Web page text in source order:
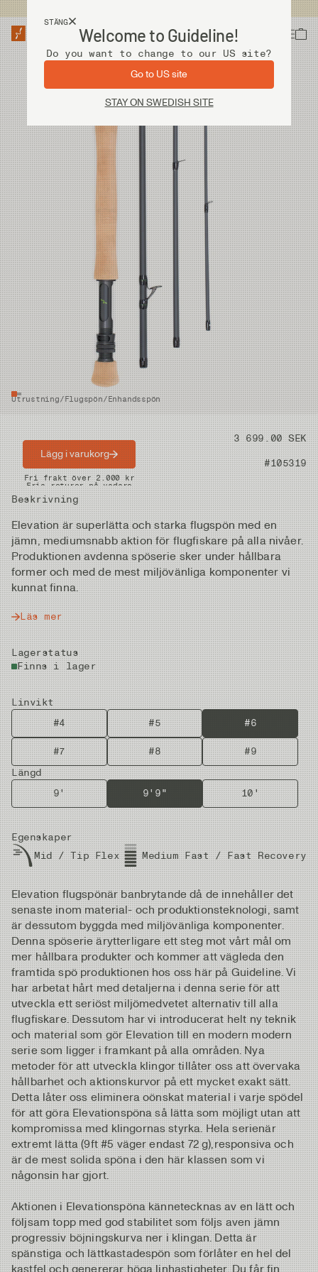
STÄNG
Welcome to Guideline!
Do you want to change to our US site?
Go to US site
STAY ON SWEDISH SITE
Utrustning/Flugspön/Enhandsspön
Pris 3 699.00 SEK
Artikelnummer #105319
Beskrivning
Elevation är superlätta och starka flugspön med en
jämn, mediumsnabb aktion för flugfiskare på alla nivåer.
Produktionen avdenna spöserie sker under hållbara
former och med de mest miljövänliga komponenter vi
kunnat finna.
Läs mer
Lagerstatus
Finns i lager
Linvikt
#4
#5 #6
#7 #8
#9
Längd
9'
9'9" 10'
Egenskaper
Mid / Tip Flex
Medium Fast / Fast Recovery
Lägg i varukorg
Snabba leveranser
Fri frakt över 2.000 kr
Fria returer på vadare
Elevation flugspönär banbrytande då de innehåller det
senaste inom material- och produktionsteknologi, samt
är dessutom byggda med miljövänliga komponenter.
Denna spöserie ärytterligare ett steg mot vårt mål om
mer hållbara produkter och kommer att vägleda den
framtida spö produktionen hos oss här på Guideline. Vi
har arbetat hårt med detaljerna i denna serie för att
utveckla ett seriöst miljömedvetet alternativ till alla
flugfiskare. Dessutom har vi introducerat helt ny teknik
och material som gör Elevation till en modern modern
serie som ligger i framkant på alla områden. Nya
metoder för att utveckla klingor tillåter oss att övervaka
hållbarhet och aktionskurvor på ett mycket exakt sätt.
Detta låter oss eliminera oönskat material i varje spödel
för att göra Elevationspöna så lätta som möjligt utan att
kompromissa med klingornas styrka. Hela serienär
extremt lätta (9ft #5 väger endast 72 g),responsiva och
är de mest solida spöna i den här klassen som vi
någonsin har gjort.
Aktionen i Elevationspöna kännetecknas av en lätt och
följsam topp med god stabilitet som följs aven jämn
progressiv böjningskurva ner i klingan. Detta är
spänstiga och lättkastadespön som förlåter en hel del
kastfel och genererar höga linhastigheter. Du får fin